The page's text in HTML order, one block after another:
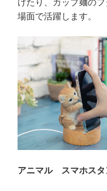
けたり、カップ麺の
場面で活躍します。
アニマル スマホスタ